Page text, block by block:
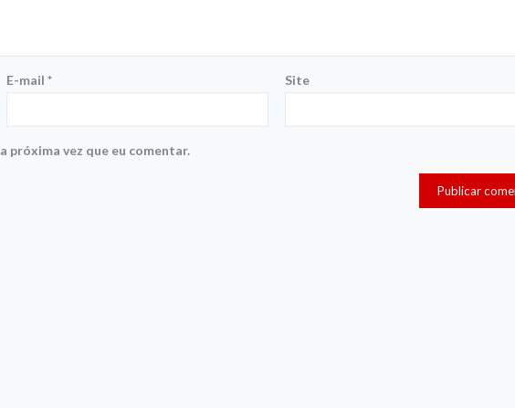
E-mail* Site
próxima vez que eu comentar.